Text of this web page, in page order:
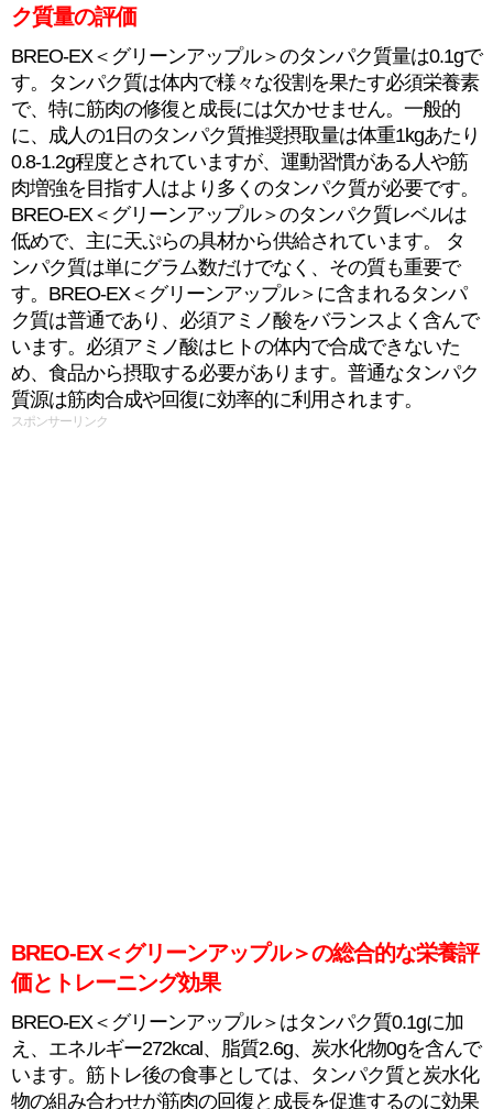
ク質量の評価
BREO-EX＜グリーンアップル＞のタンパク質量は0.1gで
す。タンパク質は体内で様々な役割を果たす必須栄養素
で、特に筋肉の修復と成長には欠かせません。一般的
に、成人の1日のタンパク質推奨摂取量は体重1kgあたり
0.8-1.2g程度とされていますが、運動習慣がある人や筋
肉増強を目指す人はより多くのタンパク質が必要です。
BREO-EX＜グリーンアップル＞のタンパク質レベルは
低めで、主に天ぷらの具材から供給されています。 タ
ンパク質は単にグラム数だけでなく、その質も重要で
す。BREO-EX＜グリーンアップル＞に含まれるタンパ
ク質は普通であり、必須アミノ酸をバランスよく含んで
います。必須アミノ酸はヒトの体内で合成できないた
め、食品から摂取する必要があります。普通なタンパク
質源は筋肉合成や回復に効率的に利用されます。
スポンサーリンク
BREO-EX＜グリーンアップル＞の総合的な栄養評
価とトレーニング効果
BREO-EX＜グリーンアップル＞はタンパク質0.1gに加
え、エネルギー272kcal、脂質2.6g、炭水化物0gを含んで
います。筋トレ後の食事としては、タンパク質と炭水化
物の組み合わせが筋肉の回復と成長を促進するのに効果